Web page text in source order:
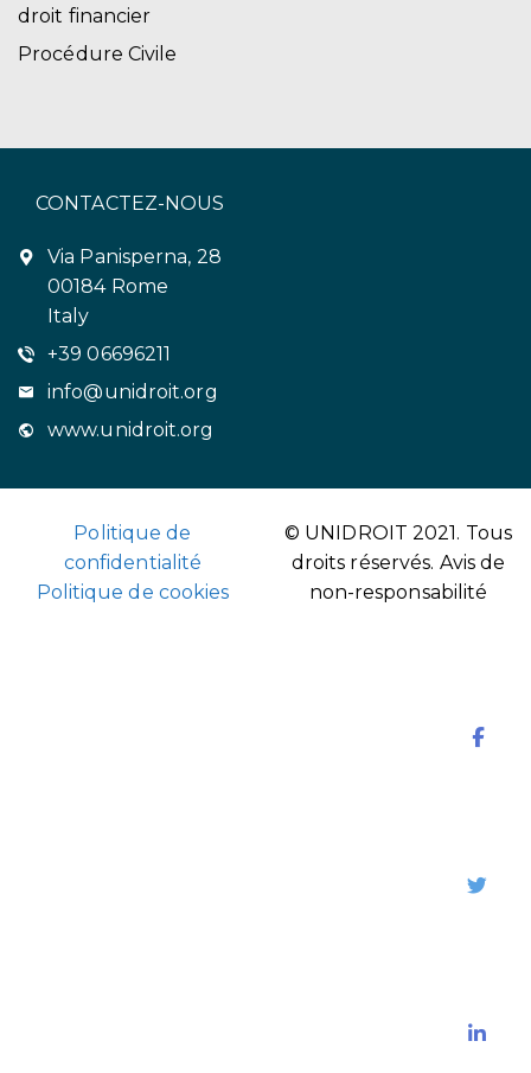
droit financier
Procédure Civile
CONTACTEZ-NOUS
Via Panisperna, 28
00184 Rome
Italy
+39 06696211
info@unidroit.org
www.unidroit.org
Politique de
confidentialité
Politique de cookies
© UNIDROIT 2021. Tous
droits réservés. Avis de
non-responsabilité